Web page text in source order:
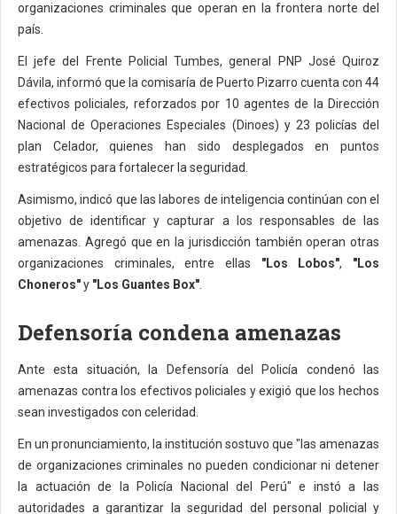
organizaciones criminales que operan en la frontera norte del
país.
El jefe del Frente Policial Tumbes, general PNP José Quiroz
Dávila, informó que la comisaría de Puerto Pizarro cuenta con 44
efectivos policiales, reforzados por 10 agentes de la Dirección
Nacional de Operaciones Especiales (Dinoes) y 23 policías del
plan Celador, quienes han sido desplegados en puntos
estratégicos para fortalecer la seguridad.
Asimismo, indicó que las labores de inteligencia continúan con el
objetivo de identificar y capturar a los responsables de las
amenazas. Agregó que en la jurisdicción también operan otras
organizaciones criminales, entre ellas "Los Lobos", "Los
Choneros"y "Los Guantes Box"
Defensoría condena amenazas
Ante esta situación, la Defensoría del Policía condenó las
amenazas contra los efectivos policiales y exigió que los hechos
sean investigados con celeridad.
En un pronunciamiento, la institución sostuvo que "las amenazas
de organizaciones criminales no pueden condicionar ni detener
la actuación de la Policía Nacional del Perú" e instó a las
autoridades a garantizar la seguridad del personal policial y